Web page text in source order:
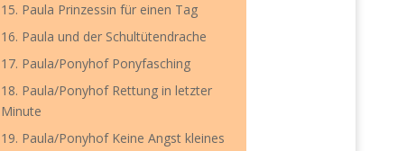
15. Paula Prinzessin für einen Tag
16. Paula und der Schultütendrache
17. Paula/Ponyhof Ponyfasching
18. Paula/Ponyhof Rettung in letzter
Minute
19. Paula/Ponyhof Keine Angst kleines